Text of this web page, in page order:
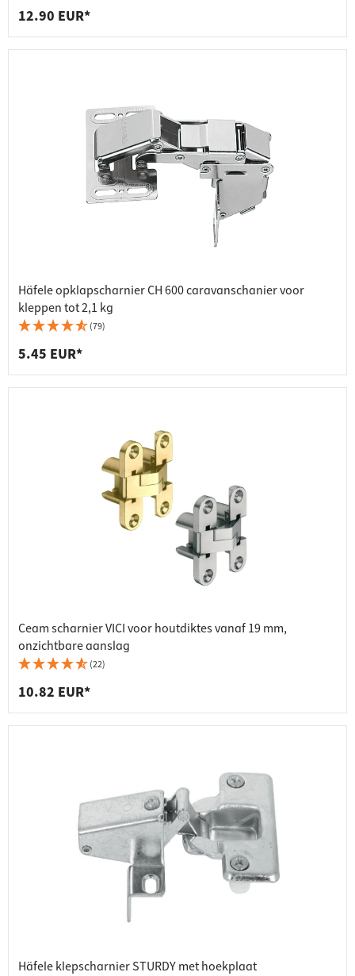
12.90 EUR*
Häfele opklapscharnier CH 600 caravanschanier voor
kleppen tot 2,1 kg
(79)
5.45 EUR*
Ceam scharnier VICI voor houtdiktes vanaf 19 mm,
onzichtbare aanslag
(22)
10.82 EUR*
Häfele klepscharnier STURDY met hoekplaat